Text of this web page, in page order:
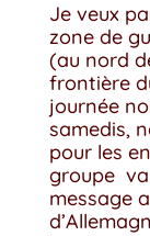
Je veux
zone de
(au nord
frontière
journée
samedis,
pour les
groupe va
message